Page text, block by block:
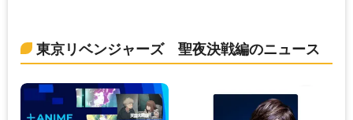
東京リベンジャーズ 聖夜決戦編のニュース